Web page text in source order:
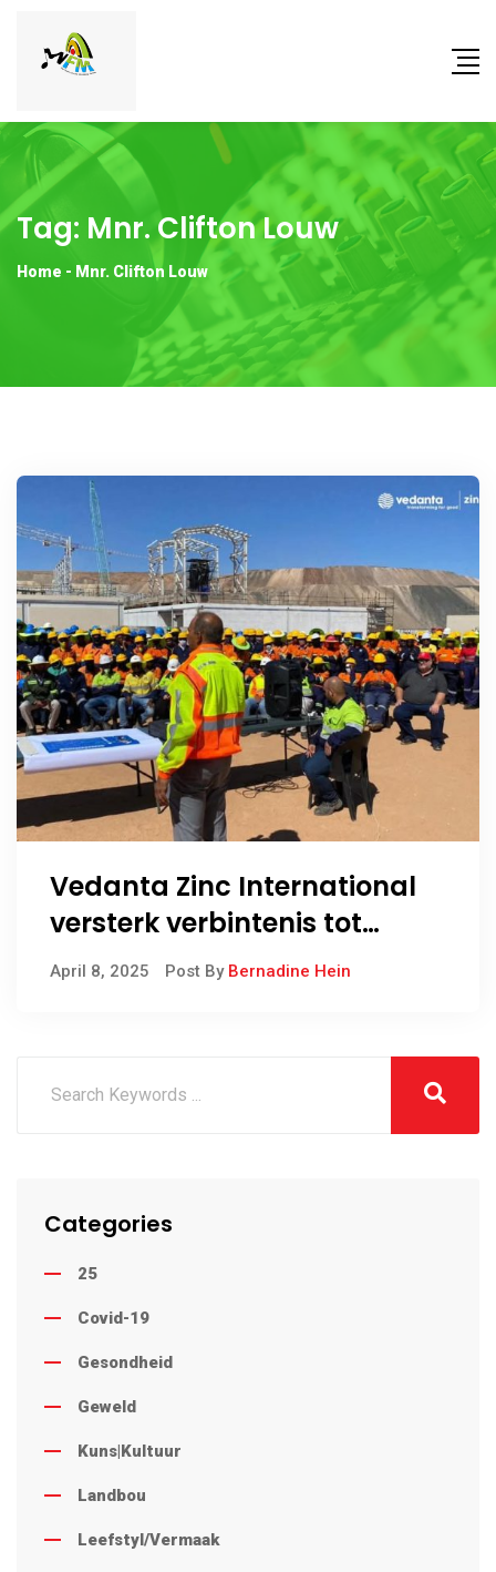
Tag: Mnr. Clifton Louw
Home - Mnr. Clifton Louw
Vedanta Zinc International
versterk verbintenis tot
veiligheid met eerste
April 8, 2025 Post By Bernadine Hein
Categories
25
Covid-19
Gesondheid
Geweld
Kuns|Kultuur
Landbou
Leefstyl/Vermaak